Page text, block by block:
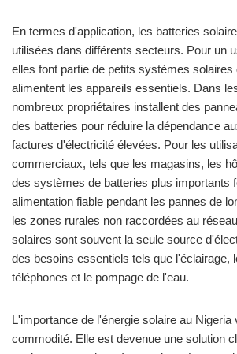
En termes d'application, les batteries
utilisées dans différents secteurs. Pour un
elles font partie de petits systèmes solaires
alimentent les appareils essentiels. Dans
nombreux propriétaires installent des
des batteries pour réduire la dépendance
factures d'électricité élevées. Pour les
commerciaux, tels que les magasins, les
des systèmes de batteries plus importants
alimentation fiable pendant les pannes de
les zones rurales non raccordées au
solaires sont souvent la seule source
des besoins essentiels tels que l'éclairage,
téléphones et le pompage de l'eau.
L'importance de l'énergie solaire au Nigeria
commodité. Elle est devenue une solution